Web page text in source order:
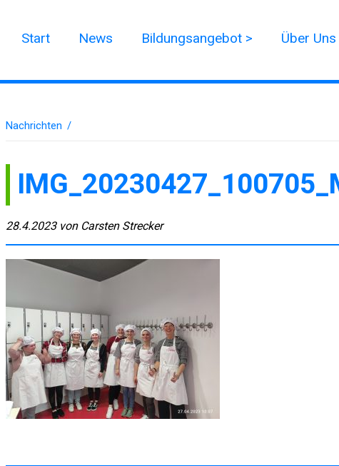
Start News Bildungsangebot > Über Uns
Nachrichten /
28.4.2023 von Carsten Strecker